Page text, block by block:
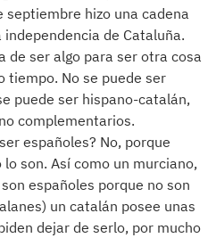
hizo una cadena
de Cataluña.
de ser algo para ser otra cosa
tiempo. No se puede ser
puede ser hispano-catalán,
complementarios.
españoles? No, porque
son. Así como un murciano,
españoles porque no son
un catalán posee unas
dejar de serlo, por mucho